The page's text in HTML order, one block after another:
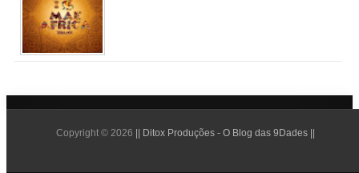
Copyright ©2026 || Ditox Produções - O Blog das 9Dades ||